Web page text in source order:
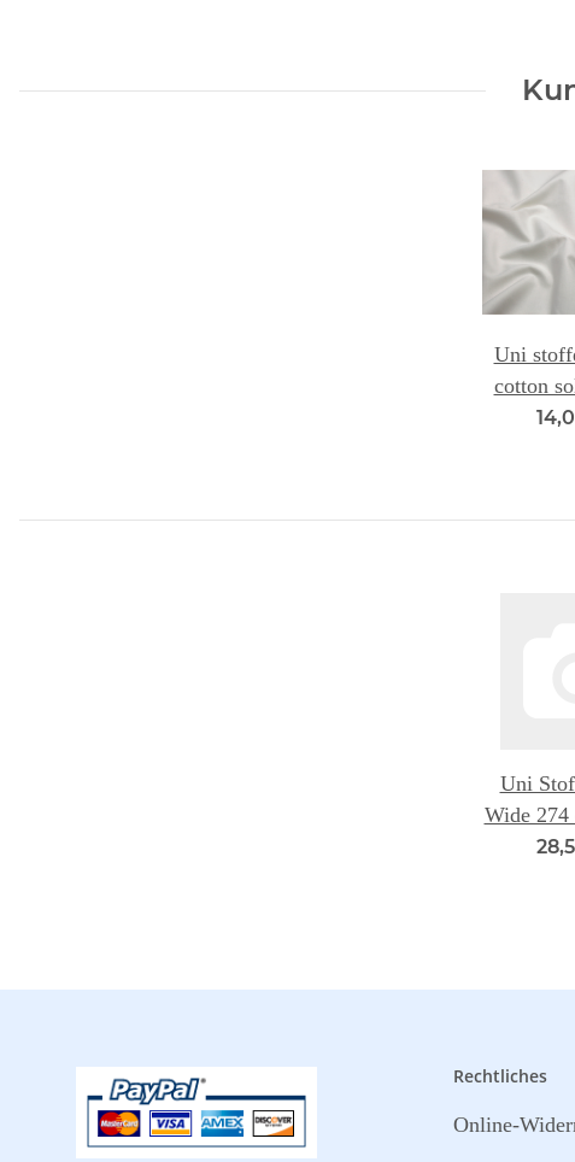
Uni
cotton
Uni
Wide
Rechtliches
Online-